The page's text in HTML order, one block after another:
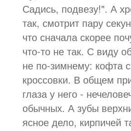
Садись, подвезу!". А
так, смотрит пару
что сначала скорее
что-то не так. С виду
не по-зимнему: кофта
кроссовки. В общем
глаза у него -
обычных. А зубы
ясное дело, кирпичей